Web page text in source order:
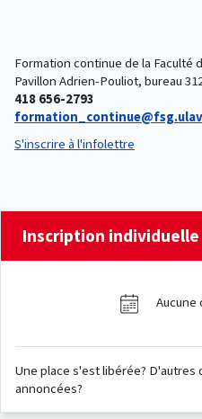
Formation continue de la Faculté
Pavillon Adrien-Pouliot, bureau
418 656-2793
S'inscrire à l'infolettre
Inscription individuelle
Aucune
Une place s'est libérée? D'autres
annoncées?